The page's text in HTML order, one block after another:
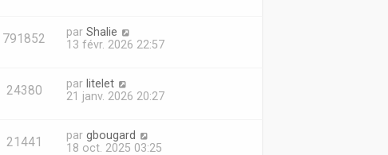
791852 par Shalie
13 févr. 2026 22:57
24380 par litelet
21 janv. 2026 20:27
21441 par gbougard
18 oct. 2025 03:25